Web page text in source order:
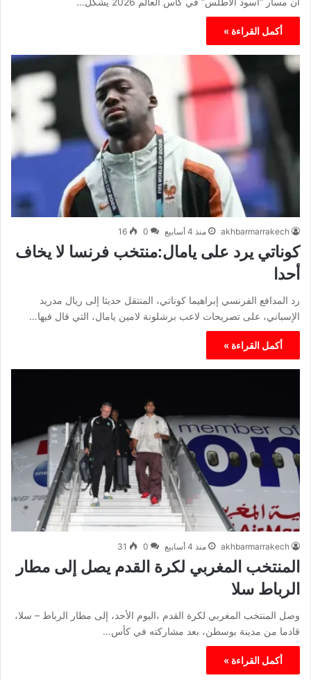
أكمل القراءة »
akhbarmarrakech منذ 4 أسابيع 0
16
كوناتي يرد على يامال:منتخب فرنسا لا يخاف
أحدا
رد المدافع الفرنسي إبراهيما كوناتي، المنتقل حديثا إلى ريال مدريد
الإسباني، على تصريحات لاعب برشلونة لامين يامال، التي قال فيها…
أكمل القراءة »
akhbarmarrakech منذ 4 أسابيع 0
31
المنتخب المغربي لكرة القدم يصل إلى مطار
الرباط سلا
وصل المنتخب المغربي لكرة القدم ،اليوم الأحد، إلى مطار الرباط – سلا،
قادما من مدينة بوسطن، بعد مشاركته في كأس…
أكمل القراءة »